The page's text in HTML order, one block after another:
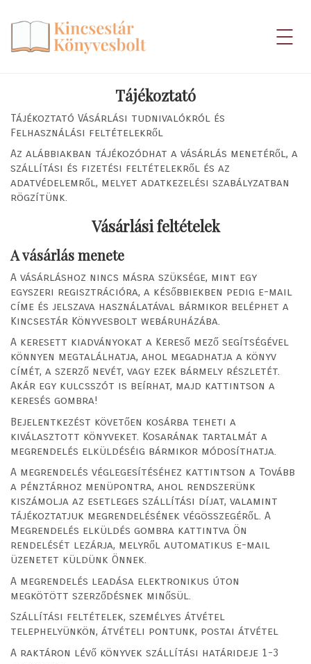
Tájékoztató
Tájékoztató Vásárlási tudnivalókról és
Felhasználási feltételekről
Az alábbiakban tájékozódhat a vásárlás menetéről, a
szállítási és fizetési feltételekről és az
adatvédelemről, melyet adatkezelési szabályzatban
rögzítünk.
Vásárlási feltételek
A vásárlás menete
A vásárláshoz nincs másra szüksége, mint egy
egyszeri regisztrációra, a későbbiekben pedig e-mail
címe és jelszava használatával bármikor beléphet a
Kincsestár Könyvesbolt webáruházába.
A keresett kiadványokat a Kereső mező segítségével
könnyen megtalálhatja, ahol megadhatja a könyv
címét, a szerző nevét, vagy ezek bármely részletét.
Akár egy kulcsszót is beírhat, majd kattintson a
keresés gombra!
Bejelentkezést követően kosárba teheti a
kiválasztott könyveket. Kosarának tartalmát a
megrendelés elküldéséig bármikor módosíthatja.
A megrendelés véglegesítéséhez kattintson a Tovább
a pénztárhoz menüpontra, ahol rendszerünk
kiszámolja az esetleges szállítási díjat, valamint
tájékoztatjuk megrendelésének végösszegéről. A
Megrendelés elküldés gombra kattintva Ön
rendelését lezárja, melyről automatikus e-mail
üzenetet küldünk Önnek.
A megrendelés leadása elektronikus úton
megkötött szerződésnek minősül.
Szállítási feltételek, személyes átvétel
telephelyünkön, átvételi pontunk, postai átvétel
A raktáron lévő könyvek szállítási határideje 1-3